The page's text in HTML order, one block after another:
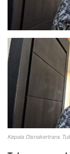
Kepala Disnakertrans